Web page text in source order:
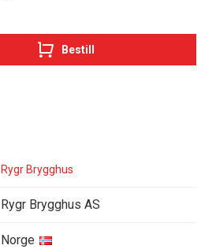
Rygr Brygghus
Rygr Brygghus AS
Norge
Bestill